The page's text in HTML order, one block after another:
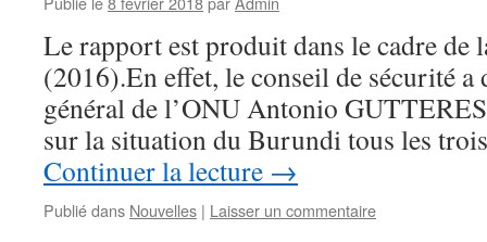
Le rapport est produit dans le cadre de
(2016).En effet, le conseil de sécurité a
général de l’ONU Antonio
sur la situation du Burundi tous les
Continuer la lecture →
Publié dans Nouvelles | Laisser un commentaire